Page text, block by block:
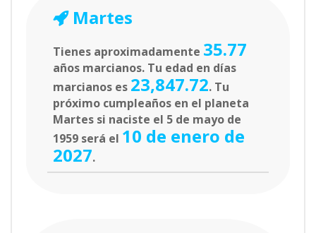
Martes
Tienes aproximadamente 35.77
años marcianos. Tu edad en días
marcianos es 23,847.72. Tu
próximo cumpleaños en el planeta
Martes si naciste el 5 de mayo de
1959 será el 10 de enero de
2027.